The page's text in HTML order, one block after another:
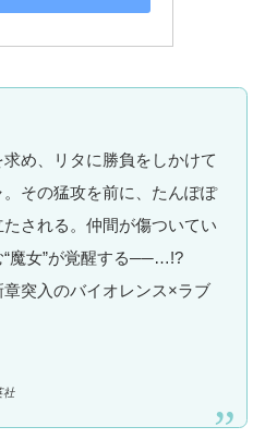
求め、リタに勝負をしかけて
その猛攻を前に、たんぽぽ
される。仲間が傷ついてい
“魔女”が覚醒する──…!?
突入のバイオレンス×ラブ
社